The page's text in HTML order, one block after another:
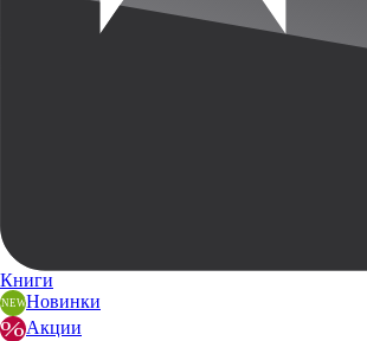
Книги
Новинки
Акции